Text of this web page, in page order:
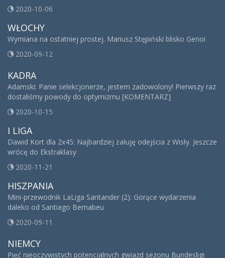
2020-10-06
WŁOCHY
Wymiana na ostatniej prostej. Mariusz Stępiński blisko Genoi
2020-09-12
KADRA
Adamski: Panie selekcjonerze, jestem zadowolony! Pierwszy raz
dostaliśmy powody do optymizmu [KOMENTARZ]
2020-10-15
I LIGA
Dawid Kort dla 2x45: Najbardziej żałuję odejścia z Wisły. Jeszcze
wrócę do Ekstraklasy
2020-11-21
HISZPANIA
Mini-przewodnik LaLiga Santander (2): Gorące wydarzenia
daleko od Santiago Bernabeu
2020-09-11
NIEMCY
Pięć nieoczywistych potencjalnych gwiazd sezonu Bundesligi